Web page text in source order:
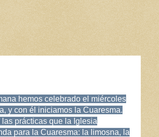
hemos celebrado el miércoles
y con él iniciamos la Cuaresma.
las prácticas que la Iglesia
para la Cuaresma: la limosna, la